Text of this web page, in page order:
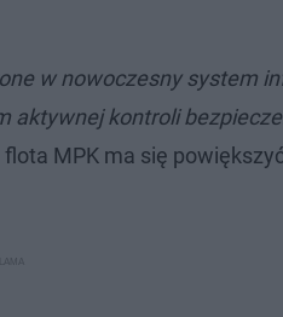
w nowoczesny system
aktywnej kontroli
MPK ma się